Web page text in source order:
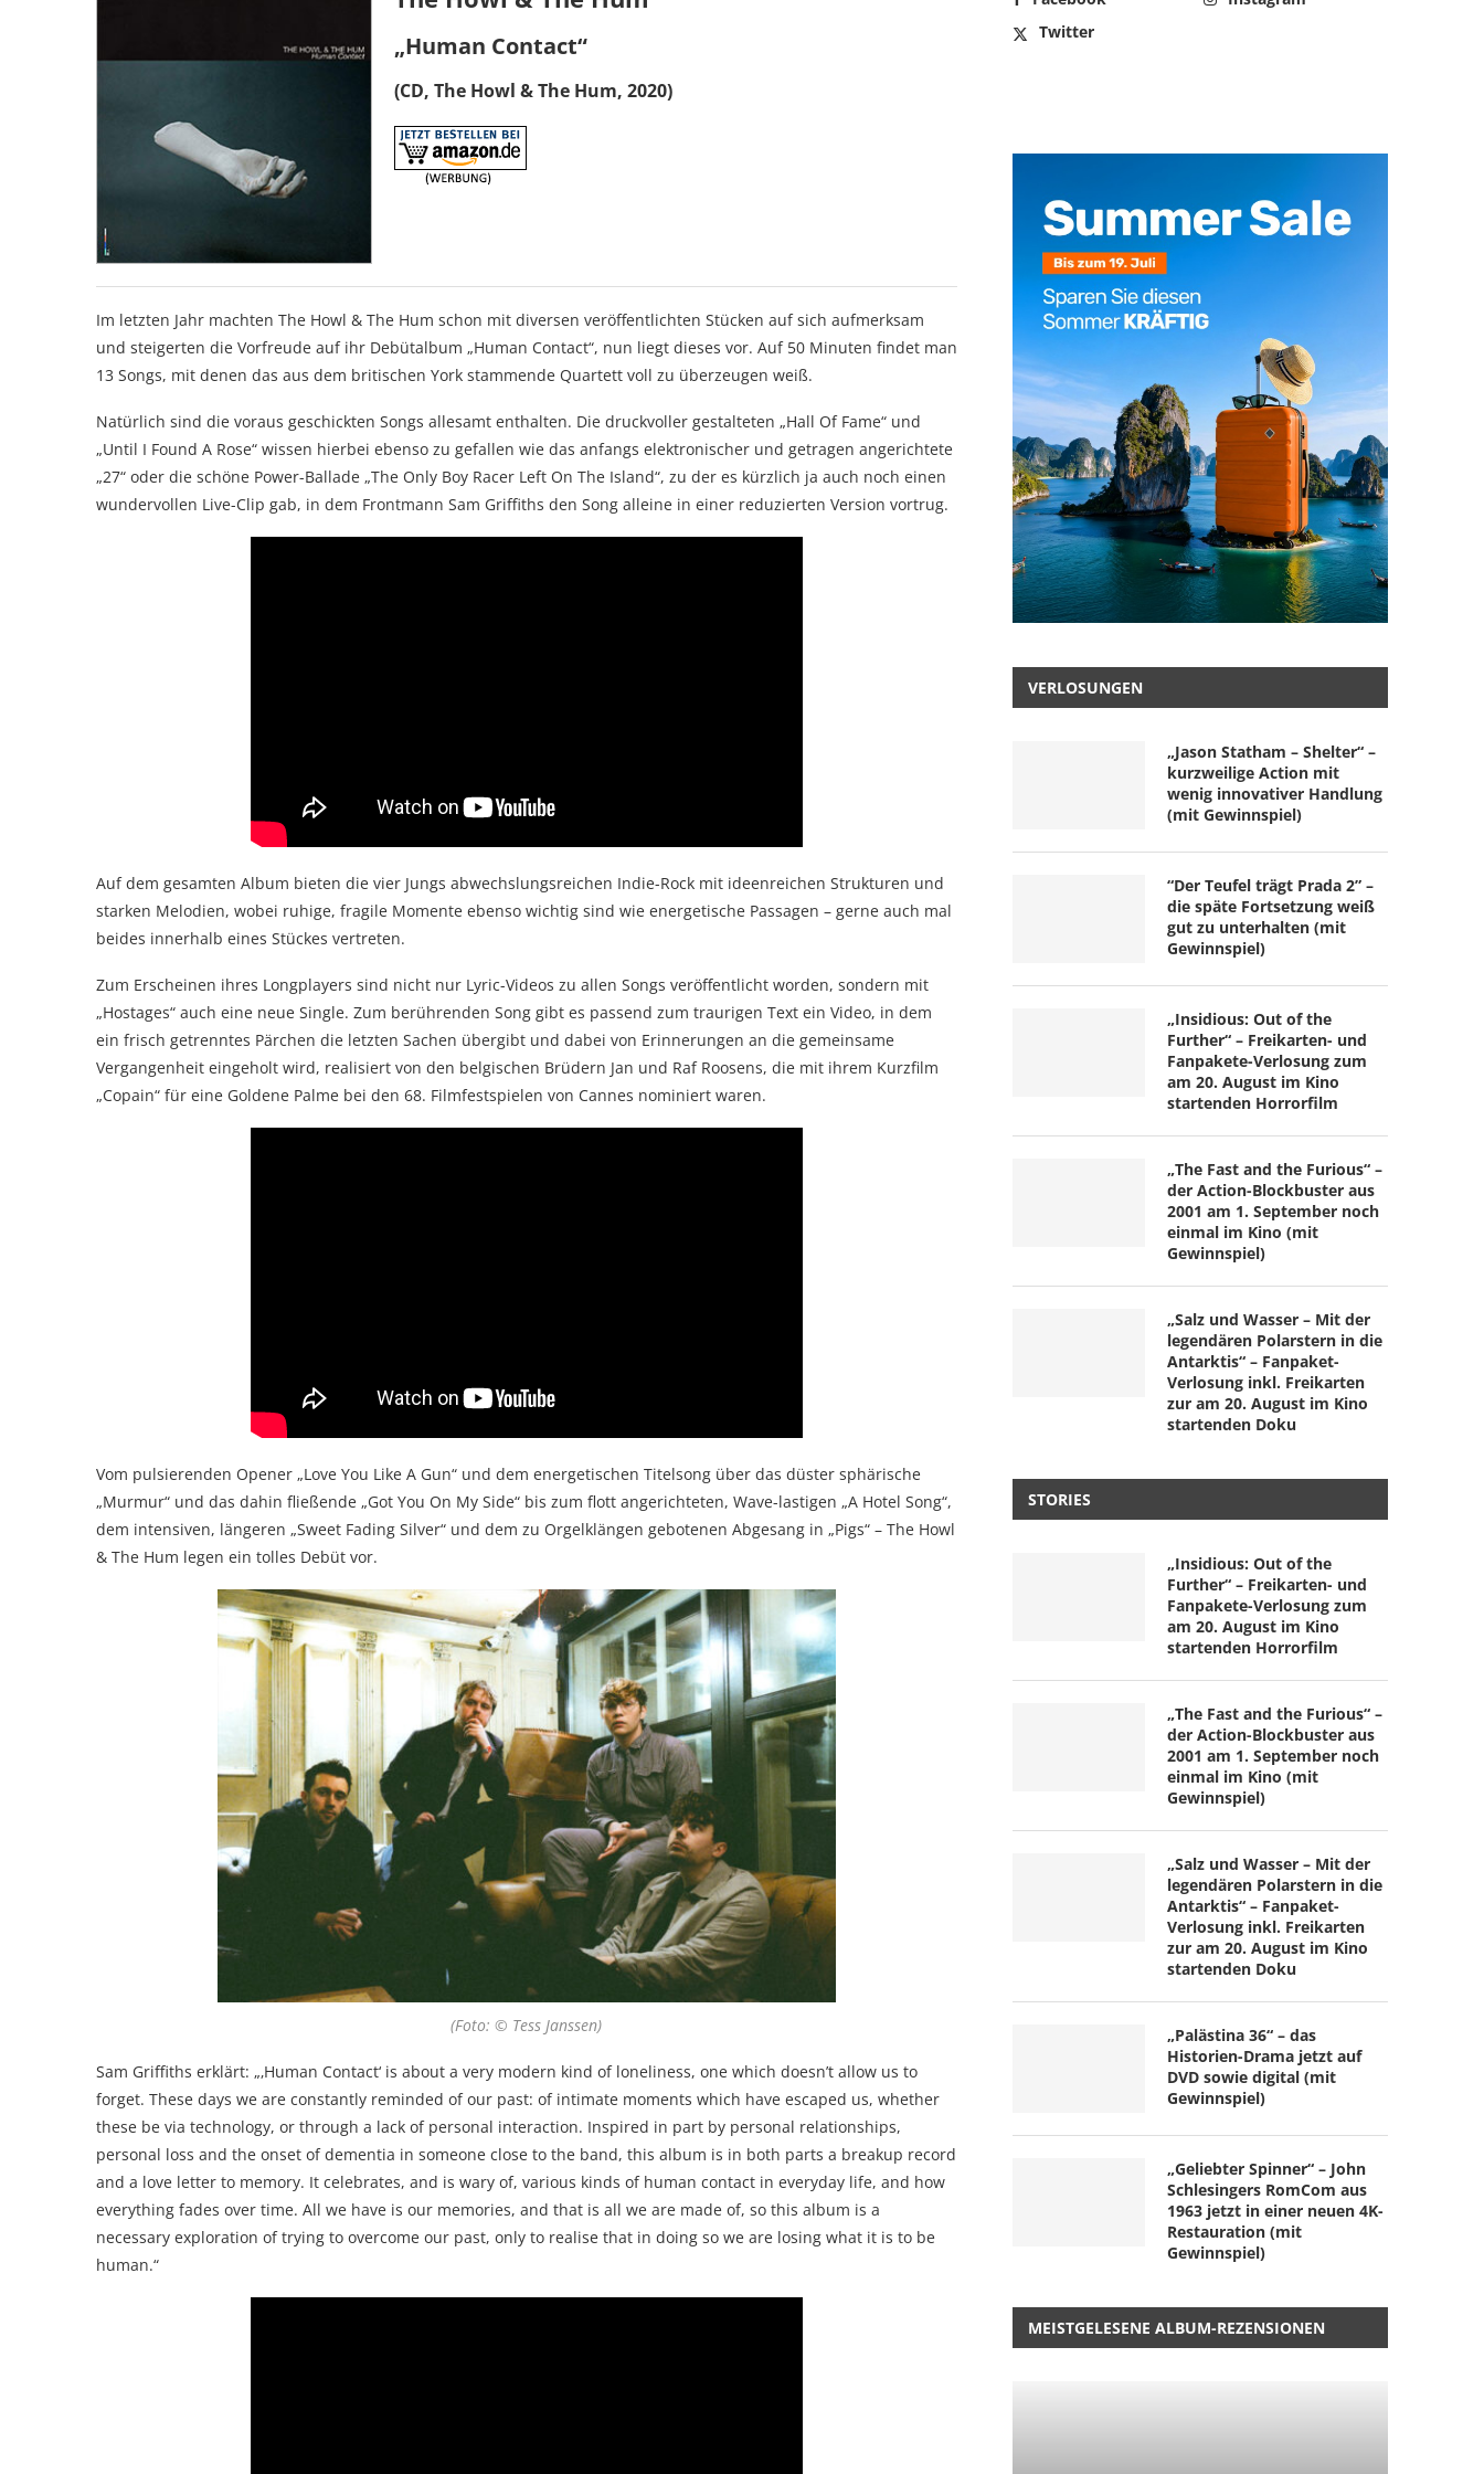
„Human Contact“
(CD, The Howl & The Hum, 2020)
Im letzten Jahr machten The Howl & The Hum schon mit diversen veröffentlichten Stücken auf sich aufmerksam
und steigerten die Vorfreude auf ihr Debütalbum „Human Contact“, nun liegt dieses vor. Auf 50 Minuten findet man
13 Songs, mit denen das aus dem britischen York stammende Quartett voll zu überzeugen weiß.
Natürlich sind die voraus geschickten Songs allesamt enthalten. Die druckvoller gestalteten „Hall Of Fame“ und
„Until I Found A Rose“ wissen hierbei ebenso zu gefallen wie das anfangs elektronischer und getragen angerichtete
„27“ oder die schöne Power-Ballade „The Only Boy Racer Left On The Island“, zu der es kürzlich ja auch noch einen
wundervollen Live-Clip gab, in dem Frontmann Sam Griffiths den Song alleine in einer reduzierten Version vortrug.
Auf dem gesamten Album bieten die vier Jungs abwechslungsreichen Indie-Rock mit ideenreichen Strukturen und
starken Melodien, wobei ruhige, fragile Momente ebenso wichtig sind wie energetische Passagen – gerne auch mal
beides innerhalb eines Stückes vertreten.
Zum Erscheinen ihres Longplayers sind nicht nur Lyric-Videos zu allen Songs veröffentlicht worden, sondern mit
„Hostages“ auch eine neue Single. Zum berührenden Song gibt es passend zum traurigen Text ein Video, in dem
ein frisch getrenntes Pärchen die letzten Sachen übergibt und dabei von Erinnerungen an die gemeinsame
Vergangenheit eingeholt wird, realisiert von den belgischen Brüdern Jan und Raf Roosens, die mit ihrem Kurzfilm
„Copain“ für eine Goldene Palme bei den 68. Filmfestspielen von Cannes nominiert waren.
Vom pulsierenden Opener „Love You Like A Gun“ und dem energetischen Titelsong über das düster sphärische
„Murmur“ und das dahin fließende „Got You On My Side“ bis zum flott angerichteten, Wave-lastigen „A Hotel Song“,
dem intensiven, längeren „Sweet Fading Silver“ und dem zu Orgelklängen gebotenen Abgesang in „Pigs“ – The Howl
& The Hum legen ein tolles Debüt vor.
(Foto: © Tess Janssen)
Sam Griffiths erklärt: „‚Human Contact‘ is about a very modern kind of loneliness, one which doesn’t allow us to
forget. These days we are constantly reminded of our past: of intimate moments which have escaped us, whether
these be via technology, or through a lack of personal interaction. Inspired in part by personal relationships,
personal loss and the onset of dementia in someone close to the band, this album is in both parts a breakup record
and a love letter to memory. It celebrates, and is wary of, various kinds of human contact in everyday life, and how
everything fades over time. All we have is our memories, and that is all we are made of, so this album is a
necessary exploration of trying to overcome our past, only to realise that in doing so we are losing what it is to be
human.“
Twitter
VERLOSUNGEN
„Jason Statham – Shelter“ –
kurzweilige Action mit
wenig innovativer Handlung
(mit Gewinnspiel)
“Der Teufel trägt Prada 2” –
die späte Fortsetzung weiß
gut zu unterhalten (mit
Gewinnspiel)
„Insidious: Out of the
Further“ – Freikarten- und
Fanpakete-Verlosung zum
am 20. August im Kino
startenden Horrorfilm
„The Fast and the Furious“ –
der Action-Blockbuster aus
2001 am 1. September noch
einmal im Kino (mit
Gewinnspiel)
„Salz und Wasser – Mit der
legendären Polarstern in die
Antarktis“ – Fanpaket-
Verlosung inkl. Freikarten
zur am 20. August im Kino
startenden Doku
STORIES
„Insidious: Out of the
Further“ – Freikarten- und
Fanpakete-Verlosung zum
am 20. August im Kino
startenden Horrorfilm
„The Fast and the Furious“ –
der Action-Blockbuster aus
2001 am 1. September noch
einmal im Kino (mit
Gewinnspiel)
„Salz und Wasser – Mit der
legendären Polarstern in die
Antarktis“ – Fanpaket-
Verlosung inkl. Freikarten
zur am 20. August im Kino
startenden Doku
„Palästina 36“ – das
Historien-Drama jetzt auf
DVD sowie digital (mit
Gewinnspiel)
„Geliebter Spinner“ – John
Schlesingers RomCom aus
1963 jetzt in einer neuen 4K-
Restauration (mit
Gewinnspiel)
MEISTGELESENE ALBUM-REZENSIONEN